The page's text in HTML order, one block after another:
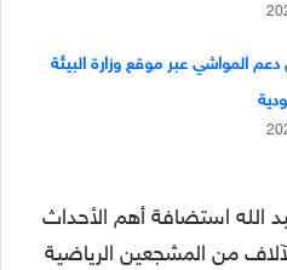
دعم المواشي عبر موقع وزارة البيئة
الله استضافة أهم الأحداث
من المشجعين الرياضية